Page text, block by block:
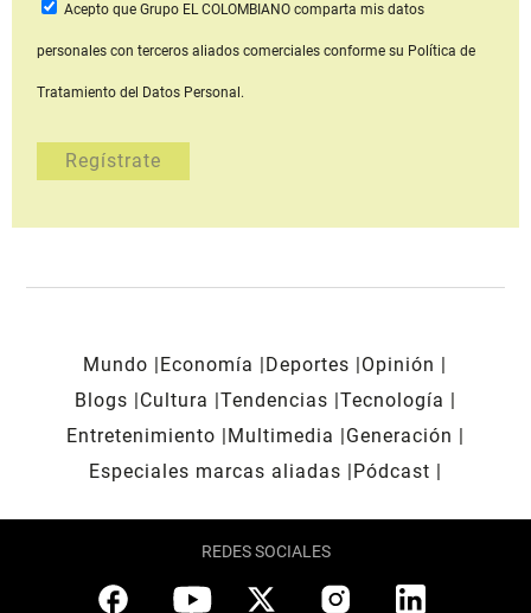
Acepto que Grupo EL COLOMBIANOcomparta mis datos
personales con terceros aliados comerciales conforme su Política de
Tratamiento del Datos Personal.
Mundo Economía Deportes
Opinión
Blogs
Cultura Tendencias Tecnología
Entretenimiento
Multimedia
Generación
Especiales marcas aliadas
Pódcast
REDES SOCIALES